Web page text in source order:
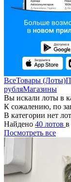
ВсеТовары (Лоты)
рубляМагазины
Вы искали лоты в
К сожалению, по
В категории нет
Найдено 40 лотов в
Посмотреть все